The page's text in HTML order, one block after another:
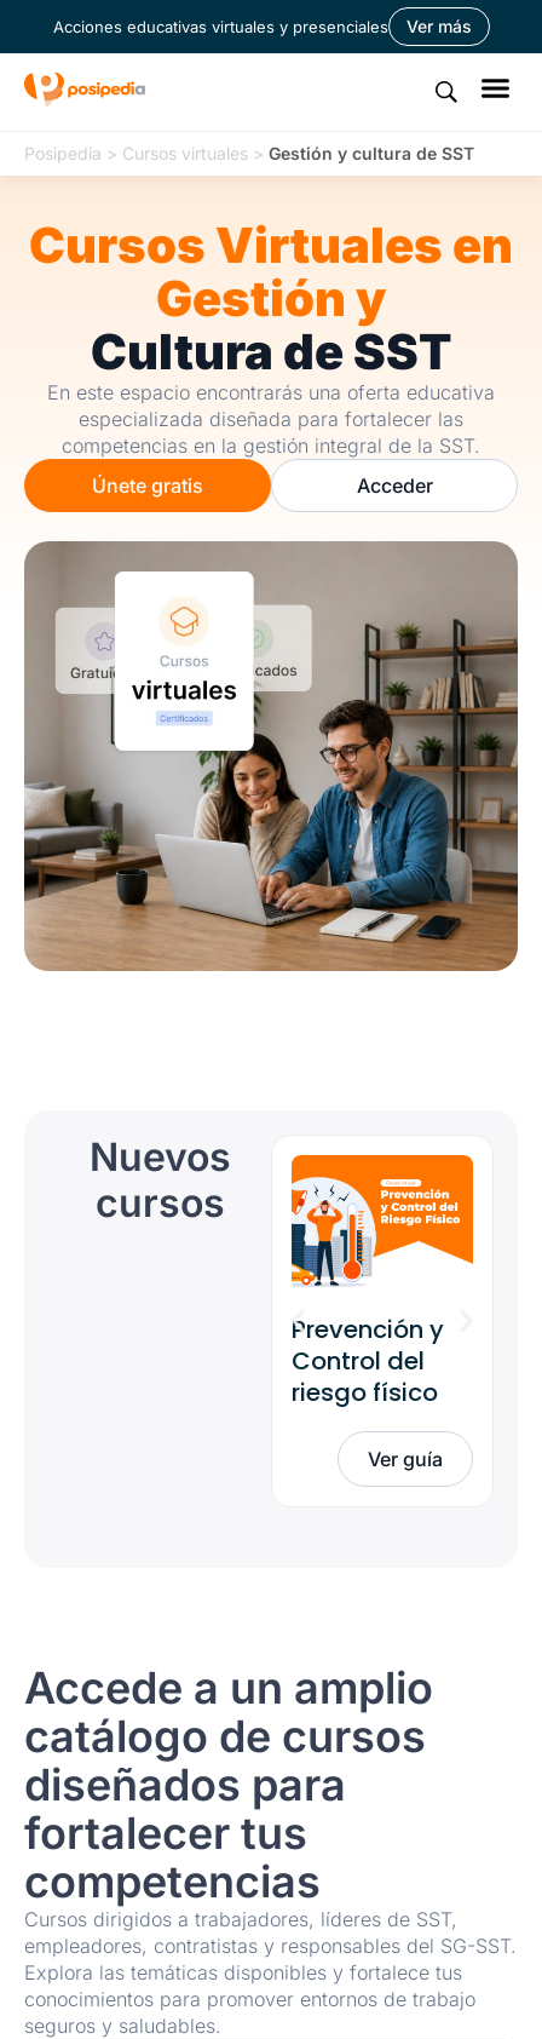
Acciones educativas virtuales y presenciales Ver más
Posipedia > Cursos virtuales > Gestión y cultura de SST
Cursos Virtuales en
Gestión y
Cultura de SST
En este espacio encontrarás una oferta educativa
especializada diseñada para fortalecer las
competencias en la gestión integral de la SST.
Únete gratis
Acceder
Nuevos
cursos
Prevención y
Control del
riesgo físico
Ver guía
Accede a un amplio
catálogo de cursos
diseñados para
fortalecer tus
competencias
Cursos dirigidos a trabajadores, líderes de SST,
empleadores, contratistas y responsables del SG-SST.
Explora las temáticas disponibles y fortalece tus
conocimientos para promover entornos de trabajo
seguros y saludables.